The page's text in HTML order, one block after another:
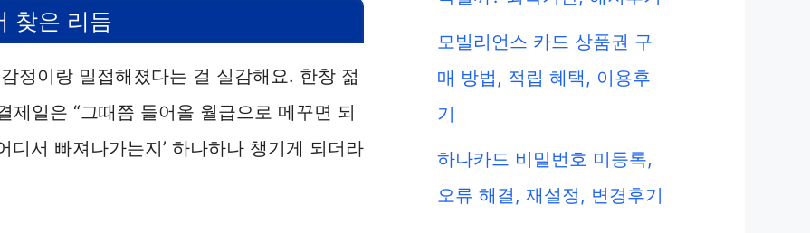
i
d
e
찾은 리듬
정이랑 밀접해졌다는 걸 실감해요. 한창 젊
일은 “그때쯤 들어올 월급으로 메꾸면 되
디서 빠져나가는지’ 하나하나 챙기게 되더라
모빌리언스 카드 상품권 구
매 방법, 적립 혜택, 이용후
기
하나카드 비밀번호 미등록,
오류 해결, 재설정, 변경후기